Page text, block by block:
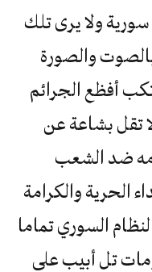
ولا يرى تلك
والصورة
أفظع الجرائم
تقل بشاعة عن
ضد الشعب
الحرية والكرامة
السوري تماما
تل أبيب على